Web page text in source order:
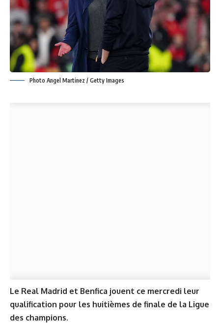
Photo Angel Martinez / Getty Images
Le Real Madrid et Benfica jouent ce mercredi leur
qualification pour les huitièmes de finale de la Ligue
des champions.